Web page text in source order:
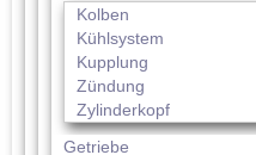
Kolben
Kühlsystem
Kupplung
Zündung
Zylinderkopf
Getriebe